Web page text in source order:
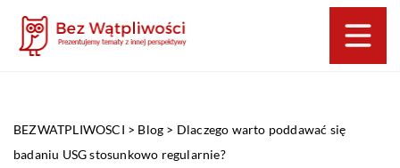
BEZWATPLIWOSCI > Blog > Dlaczego warto poddawać się
badaniu USG stosunkowo regularnie?